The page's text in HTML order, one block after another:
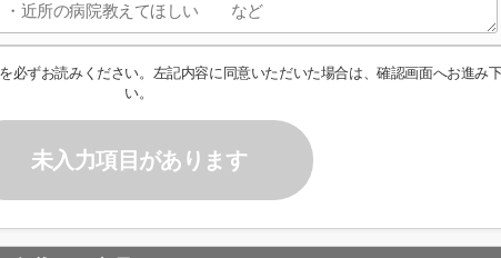
を必ずお読みください。左記内容に同意いただいた場合は、確認画面へお進み
い。
未入力項目があります